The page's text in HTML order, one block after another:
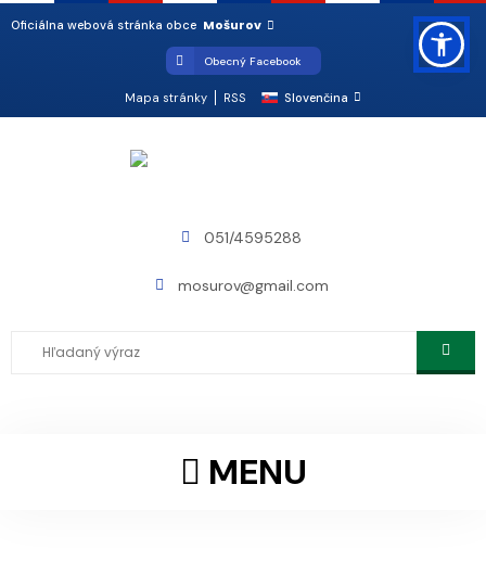
Oficiálna webová stránka obce Mošurov
Obecný Facebook
Mapa stránky RSS Slovenčina
051/4595288
mosurov@gmail.com
MENU